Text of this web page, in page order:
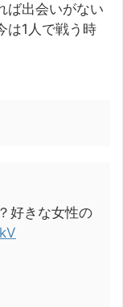
ば出会いがない
は1人で戦う時
好きな女性の